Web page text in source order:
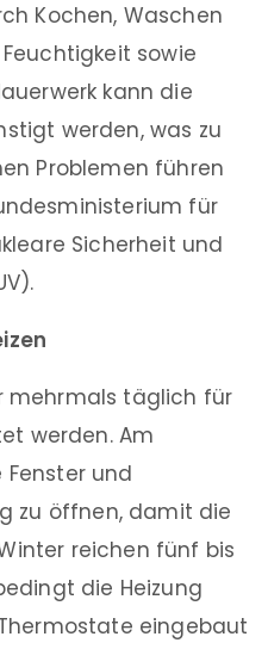
Kochen, Waschen
sowie
kann die
werden, was zu
Problemen führen
für
Sicherheit und
mehrmals täglich für
werden. Am
und
zu öffnen, damit die
reichen fünf bis
die Heizung
eingebaut